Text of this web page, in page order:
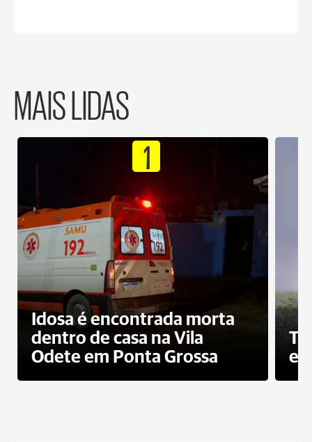
MAIS LIDAS
1
Idosa é encontrada morta
dentro de casa na Vila
Odete em Ponta Grossa
e